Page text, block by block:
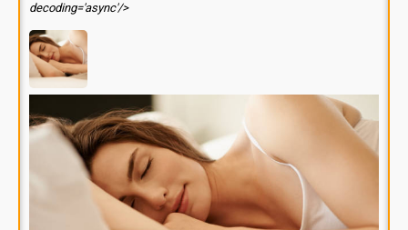
decoding='async'/>